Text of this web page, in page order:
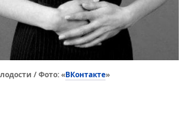
/ Фото: «ВКонтакте»